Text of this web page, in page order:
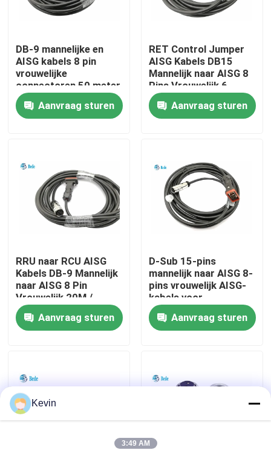
Huis
Over ons
fabriekstour
Kwaliteitscontrole
Neem contact met ons op
Nieuws
Vraag een offerte
GX Aviation Connector
DB-9 mannelijke en
AISG kabels 8 pin
vrouwelijke
connectoren 50 meter
of aangepast lengte
Aanvraag sturen
RET Control Jumper
AISG Kabels DB15
Mannelijk naar AISG 8
Pins Vrouwelijk 6
Meter
Aanvraag sturen
RRU naar RCU AISG
Kabels DB-9 Mannelijk
naar AISG 8 Pin
Vrouwelijk 20M /
aangepaste lengte
Aanvraag sturen
D-Sub 15-pins
mannelijk naar AISG 8-
pins vrouwelijk AISG-
kabels voor
antennebasisstation
Aanvraag sturen
Kevin
3:49 AM